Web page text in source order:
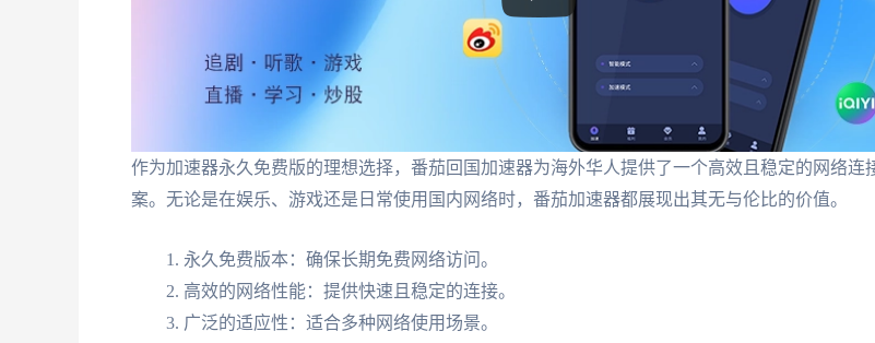
作为加速器永久免费版的理想选择，番茄回国加速器为海外华人提供了一个高效且稳定的网络连
案。无论是在娱乐、游戏还是日常使用国内网络时，番茄加速器都展现出其无与伦比的价值。
永久免费版本：确保长期免费网络访问。
高效的网络性能：提供快速且稳定的连接。
广泛的适应性：适合多种网络使用场景。